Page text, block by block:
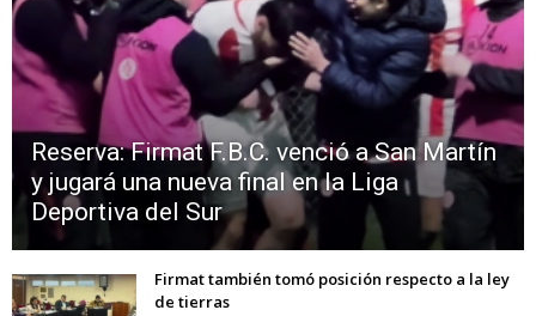
Reserva: Firmat F.B.C. venció a San Martín
y jugará una nueva final en la Liga
Deportiva del Sur
Firmat también tomó posición respecto a la ley
de tierras